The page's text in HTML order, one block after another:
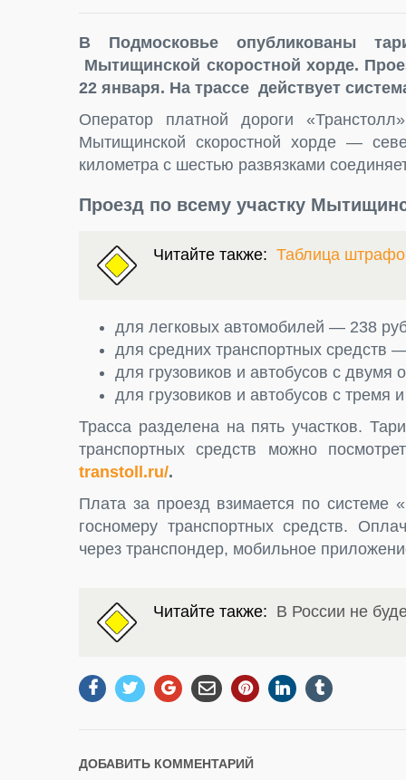
В Подмосковье опубликованы
Мытищинской скоростной хорде.
22 января. На трассе действует
Оператор платной дороги
Мытищинской скоростной хорде —
километра с шестью развязками
Проезд по всему участку
Читайте также: Таблица
для легковых автомобилей — 238
для средних транспортных средств
для грузовиков и автобусов с двумя
для грузовиков и автобусов с
Трасса разделена на пять участков.
транспортных средств можно
transtoll.ru/.
Плата за проезд взимается по системе
госномеру транспортных средств.
через транспондер, мобильное
Читайте также: В России не
ДОБАВИТЬ КОММЕНТАРИЙ